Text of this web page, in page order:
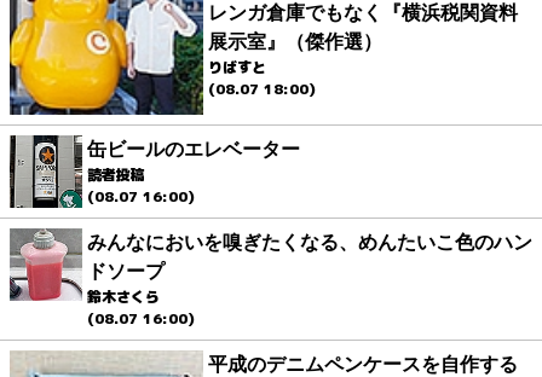
レンガ倉庫でもなく『横浜税関資料
展示室』（傑作選）
りばすと
(08.07 18:00)
缶ビールのエレベーター
読者投稿
(08.07 16:00)
みんなにおいを嗅ぎたくなる、めんたいこ色のハン
ドソープ
鈴木さくら
(08.07 16:00)
平成のデニムペンケースを自作する